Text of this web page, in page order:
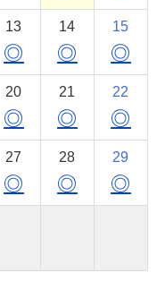
13
◎
14
◎
15
◎
20
◎
21
◎
22
◎
27
◎
28
◎
29
◎